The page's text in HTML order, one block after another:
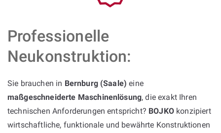
Professionelle
Neukonstruktion:
Sie brauchen in Bernburg (Saale) eine
maßgeschneiderte Maschinenlösung, die exakt Ihren
technischen Anforderungen entspricht? BOJKOkonzipiert
wirtschaftliche, funktionale und bewährte Konstruktionen